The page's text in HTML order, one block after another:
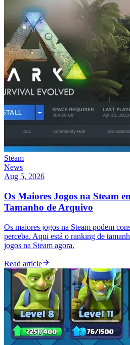
Steam
News
Aug 5, 2026
Os Maiores Jogos na Steam
Tamanho de Arquivo
Os maiores jogos na Steam podem
perceba. Aqui está o ranking de
jogos na Steam agora.
Read article